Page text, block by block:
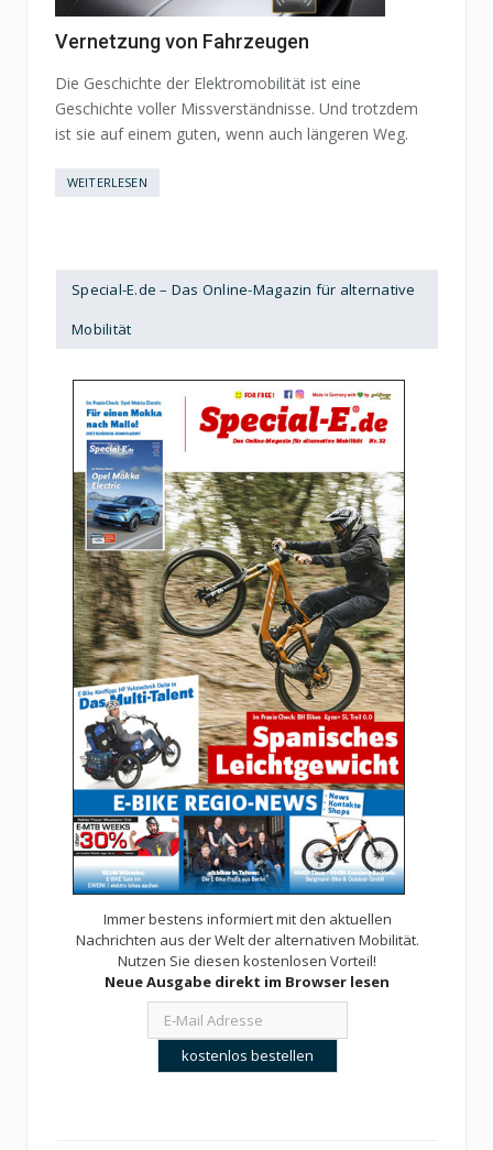
Vernetzung von Fahrzeugen
Die Geschichte der Elektromobilität ist eine
Geschichte voller Missverständnisse. Und trotzdem
ist sie auf einem guten, wenn auch längeren Weg.
WEITERLESEN
Special-E.de – Das Online-Magazin für alternative
Mobilität
Immer bestens informiert mit den aktuellen
Nachrichten aus der Welt der alternativen Mobilität.
Nutzen Sie diesen kostenlosen Vorteil!
Neue Ausgabe direkt im Browser lesen